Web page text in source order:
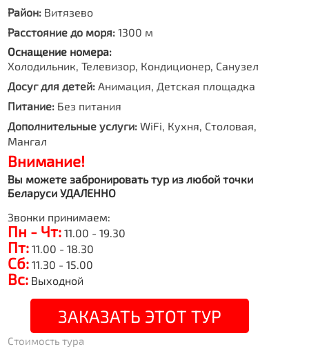
Район: Витязево
Расстояние до моря: 1300 м
Оснащение номера:
Холодильник, Телевизор, Кондиционер, Санузел
Досуг для детей: Анимация, Детская площадка
Питание: Без питания
Дополнительные услуги: WiFi, Кухня, Столовая,
Мангал
Внимание!
Вы можете забронировать тур из любой точки
Беларуси УДАЛЕННО
Звонки принимаем:
Пн - Чт: 11.00 - 19.30
Пт: 11.00 - 18.30
Сб: 11.30 - 15.00
Вс: Выходной
ЗАКАЗАТЬ ЭТОТ ТУР
Стоимость тура